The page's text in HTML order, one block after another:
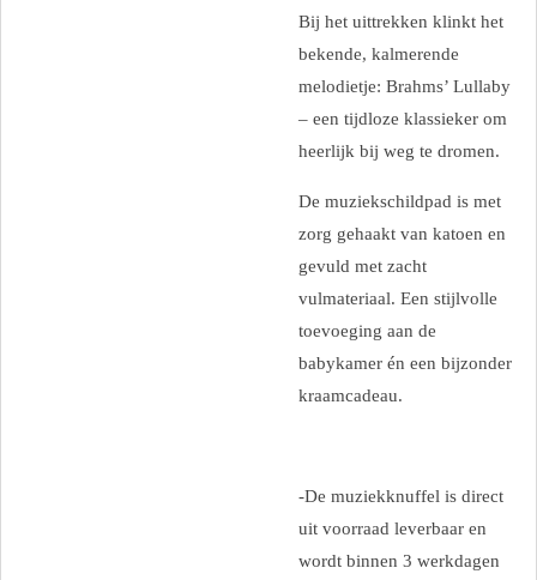
Bij het uittrekken klinkt het
bekende, kalmerende
melodietje: Brahms’ Lullaby
– een tijdloze klassieker om
heerlijk bij weg te dromen.
De muziekschildpad is met
zorg gehaakt van katoen en
gevuld met zacht
vulmateriaal. Een stijlvolle
toevoeging aan de
babykamer én een bijzonder
kraamcadeau.
-De muziekknuffel is direct
uit voorraad leverbaar en
wordt binnen 3 werkdagen